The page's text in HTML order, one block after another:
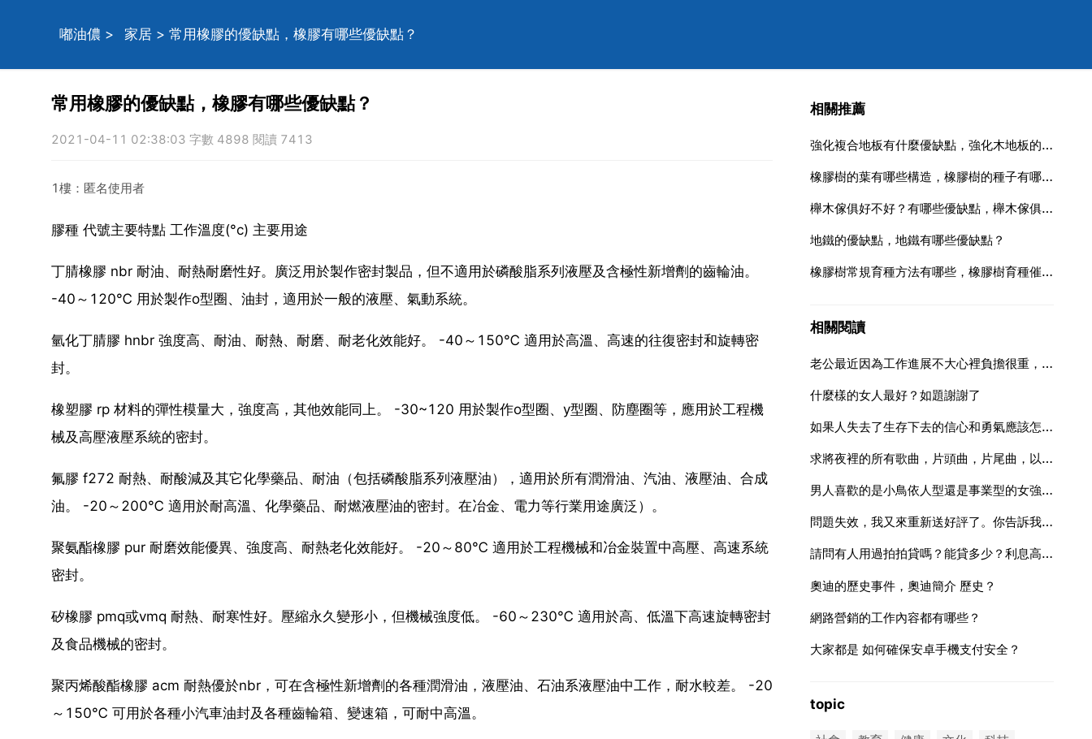
嘟油儂 > 家居 > 常用橡膠的優缺點，橡膠有哪些優缺點？
常用橡膠的優缺點，橡膠有哪些優缺點？
2021-04-11 02:38:03 字數 4898 閱讀 7413
1樓：匿名使用者
膠種 代號主要特點 工作溫度(°c) 主要用途
丁腈橡膠 nbr 耐油、耐熱耐磨性好。廣泛用於製作密封製品，但不適用於磷酸脂系列液壓及含極性新增劑的齒輪油。
-40～120℃ 用於製作o型圈、油封，適用於一般的液壓、氣動系統。
氫化丁腈膠 hnbr 強度高、耐油、耐熱、耐磨、耐老化效能好。 -40～150℃ 適用於高溫、高速的往復密封和旋轉密
封。
橡塑膠 rp 材料的彈性模量大，強度高，其他效能同上。 -30~120 用於製作o型圈、y型圈、防塵圈等，應用於工程機
械及高壓液壓系統的密封。
氟膠 f272 耐熱、耐酸減及其它化學藥品、耐油（包括磷酸脂系列液壓油），適用於所有潤滑油、汽油、液壓油、合成
油。 -20～200℃ 適用於耐高溫、化學藥品、耐燃液壓油的密封。在冶金、電力等行業用途廣泛）。
聚氨酯橡膠 pur 耐磨效能優異、強度高、耐熱老化效能好。 -20～80℃ 適用於工程機械和冶金裝置中高壓、高速系統
密封。
矽橡膠 pmq或vmq 耐熱、耐寒性好。壓縮永久變形小，但機械強度低。 -60～230℃ 適用於高、低溫下高速旋轉密封
及食品機械的密封。
聚丙烯酸酯橡膠 acm 耐熱優於nbr，可在含極性新增劑的各種潤滑油，液壓油、石油系液壓油中工作，耐水較差。 -20
～150℃ 可用於各種小汽車油封及各種齒輪箱、變速箱，可耐中高溫。
相關推薦
強化複合地板有什麼優缺點，強化木地板的優缺點是什麼
橡膠樹的葉有哪些構造，橡膠樹的種子有哪些構造組成？
櫸木傢俱好不好？有哪些優缺點，櫸木傢俱的優缺點，櫸木傢俱怎麼樣？
地鐵的優缺點，地鐵有哪些優缺點？
橡膠樹常規育種方法有哪些，橡膠樹育種催芽的方法有哪些？
相關閱讀
老公最近因為工作進展不大心裡負擔很重，我要怎麼做才幫助到他呢
什麼樣的女人最好？如題謝謝了
如果人失去了生存下去的信心和勇氣應該怎麼辦 如題謝謝了
求將夜裡的所有歌曲，片頭曲，片尾曲，以及插曲
男人喜歡的是小鳥依人型還是事業型的女強人呢
問題失效，我又來重新送好評了。你告訴我你覺得比伯是不是受塞琳
請問有人用過拍拍貸嗎？能貸多少？利息高嗎？
奧迪的歷史事件，奧迪簡介 歷史？
網路營銷的工作內容都有哪些？
大家都是 如何確保安卓手機支付安全？
topic